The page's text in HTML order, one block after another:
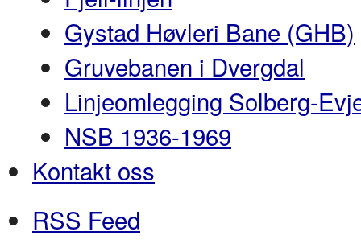
Gystad Høvleri Bane (GHB)
Gruvebanen i Dvergdal
Linjeomlegging Solberg-
NSB 1936-1969
Kontakt oss
RSS Feed